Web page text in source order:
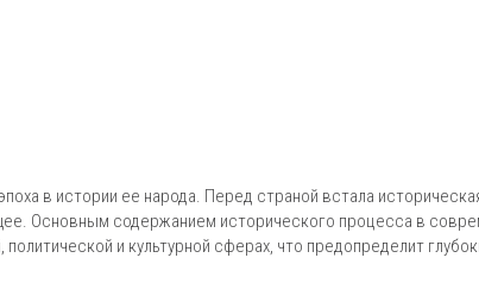
в истории ее народа. Перед страной встала
Основным содержанием исторического процесса в
и культурной сферах, что предопределит